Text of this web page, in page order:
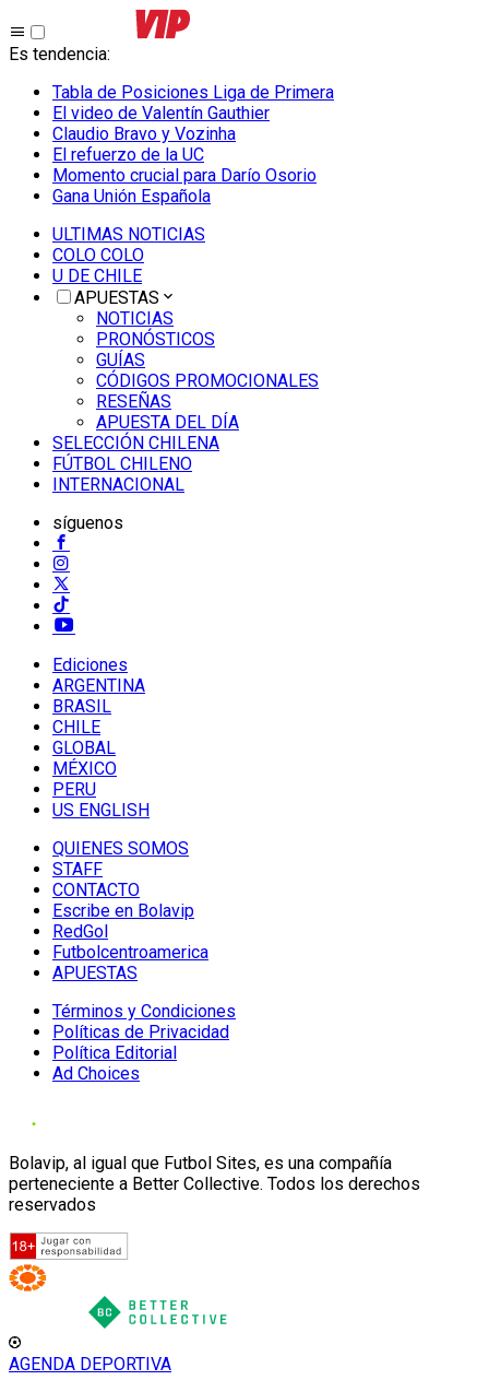
Es tendencia:
Tabla de Posiciones Liga de Primera
El video de Valentín Gauthier
Claudio Bravo y Vozinha
El refuerzo de la UC
Momento crucial para Darío Osorio
Gana Unión Española
ULTIMAS NOTICIAS
COLO COLO
U DE CHILE
APUESTAS
NOTICIAS
PRONÓSTICOS
GUÍAS
CÓDIGOS PROMOCIONALES
RESEÑAS
APUESTA DEL DÍA
SELECCIÓN CHILENA
FÚTBOL CHILENO
INTERNACIONAL
síguenos
Ediciones
ARGENTINA
BRASIL
CHILE
GLOBAL
MÉXICO
PERU
US ENGLISH
QUIENES SOMOS
STAFF
CONTACTO
Escribe en Bolavip
RedGol
Futbolcentroamerica
APUESTAS
Términos y Condiciones
Políticas de Privacidad
Política Editorial
Ad Choices
Bolavip, al igual que Futbol Sites, es una compañía
perteneciente a Better Collective. Todos los derechos
reservados
AGENDA DEPORTIVA